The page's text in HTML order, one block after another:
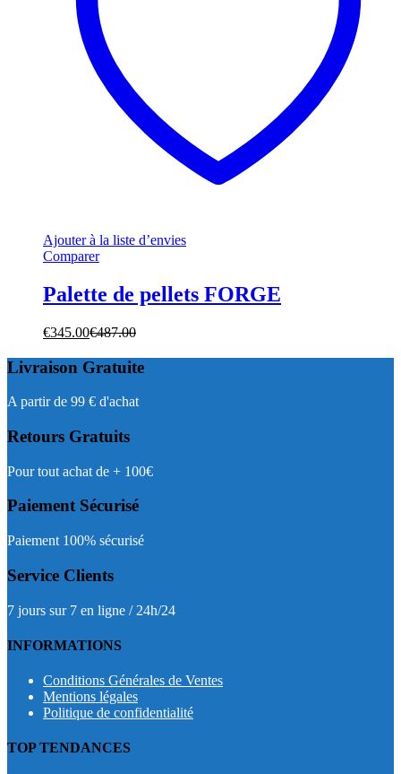
Ajouter à la liste d’envies
Comparer
Palette de pellets FORGE
€345.00€487.00
Livraison Gratuite
A partir de 99 € d'achat
Retours Gratuits
Pour tout achat de + 100€
Paiement Sécurisé
Paiement 100% sécurisé
Service Clients
7 jours sur 7 en ligne / 24h/24
INFORMATIONS
Conditions Générales de Ventes
Mentions légales
Politique de confidentialité
TOP TENDANCES